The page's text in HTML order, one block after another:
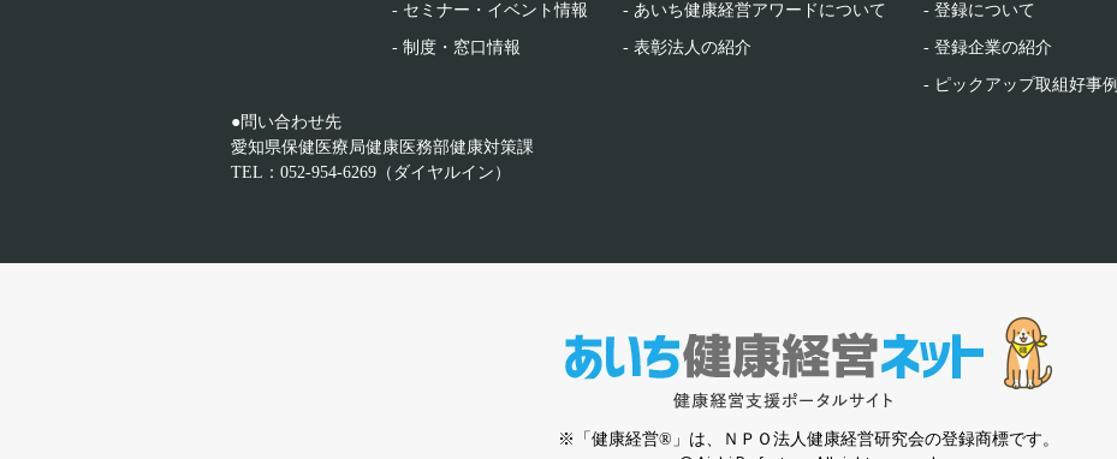
- セミナー・イベント情報
- 制度・窓口情報
- あいち健康経営アワードについて
- 表彰法人の紹介
- 登録について
- 登録企業の紹介
- ピックアップ取組好事例
●問い合わせ先
愛知県保健医療局健康医務部健康対策課
TEL：052-954-6269（ダイヤルイン）
※「健康経営®」は、ＮＰＯ法人健康経営研究会の登録商標です。